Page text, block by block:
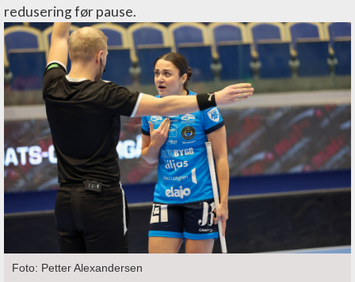
redusering før pause.
Foto: Petter Alexandersen